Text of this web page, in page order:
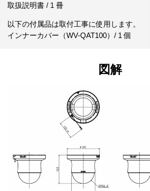
取扱説明書 / 1 冊
以下の付属品は取付工事に使用します。
インナーカバー（WV-QAT100）/ 1 個
図解